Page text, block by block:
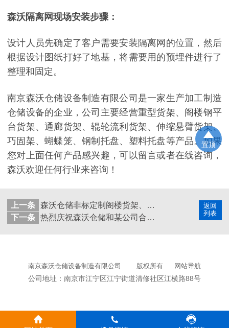
森沃隔离网现场安装步骤：
设计人员先确定了客户需要安装隔离网的位置，然后
根据设计图纸打好了地基，将需要用的预埋件进行了
整理和固定。
南京森沃仓储设备制造有限公司是一家生产加工制造
仓储设备的企业，公司主要经营重型货架、阁楼钢平
台货架、通廊货架、辊轮流利货架、伸缩悬臂货架、
巧固架、蝴蝶笼、钢制托盘、塑料托盘等产品。如果
您对上面任何产品感兴趣，可以留言或者在线咨询，
森沃欢迎任何行业来咨询！
返回
列表
上一条
森沃仓储非标定制阁楼货架、层板货架、钢平台
下一条
热烈庆祝森沃仓储和某公司合作圆满结束
置顶
南京森沃仓储设备制造有限公司 版权所有
网站导航
公司地址：南京市江宁区江宁街道清修社区江横路88号